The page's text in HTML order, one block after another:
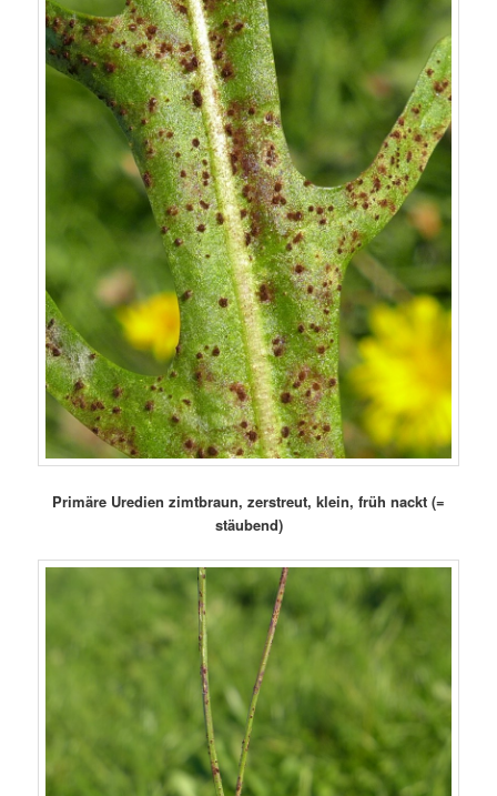
Primäre Uredien zimtbraun, zerstreut, klein, früh nackt (=
stäubend)